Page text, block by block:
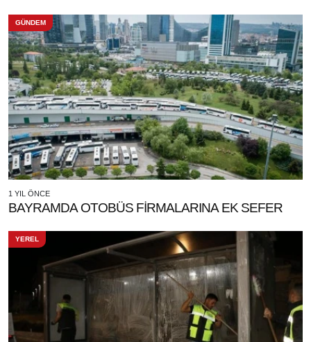
GÜNDEM
1 YIL ÖNCE
BAYRAMDA OTOBÜS FİRMALARINA EK SEFER
YEREL